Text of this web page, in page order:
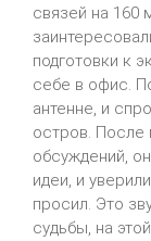
связей на 160
подготовки к
себе в офис.
антенне, и
остров. После
обсуждений,
идеи, и
просил. Это
судьбы, на